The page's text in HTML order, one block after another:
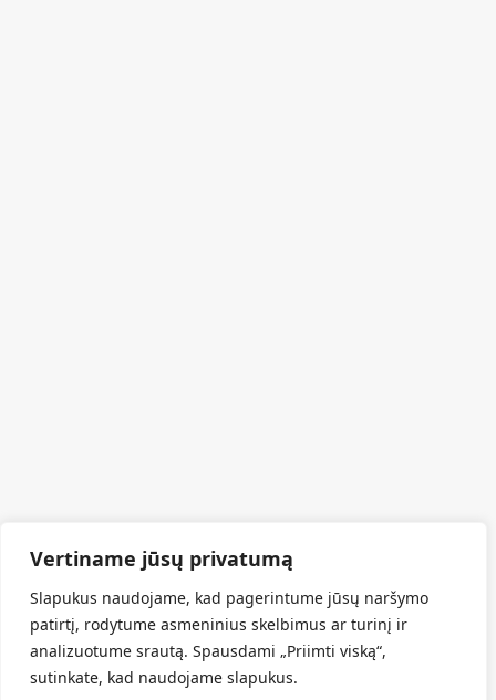
Vertiname jūsų privatumą
Slapukus naudojame, kad pagerintume jūsų naršymo
patirtį, rodytume asmeninius skelbimus ar turinį ir
analizuotume srautą. Spausdami „Priimti viską“,
sutinkate, kad naudojame slapukus.